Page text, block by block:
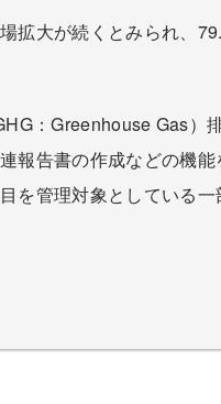
拡大が続くとみられ、
：Greenhouse Gas）
報告書の作成などの機能
を管理対象としている一